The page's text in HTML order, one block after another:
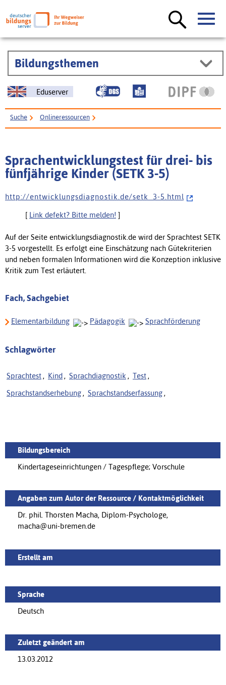
Bildungsthemen
Eduserver
Suche Onlineressourcen
Sprachentwicklungstest für drei- bis
fünfjährige Kinder (SETK 3-5)
h t t p : / / e n t w i c k l u n g s d i a g n o s t i k . d e / s e t k _ 3 - 5 . h t m l
[ Link defekt? Bitte melden! ]
Auf der Seite entwicklungsdiagnostik.de wird der Sprachtest SETK
3-5 vorgestellt. Es erfolgt eine Einschätzung nach Gütekriterien
und neben formalen Informationen wird die Konzeption inklusive
Kritik zum Test erläutert.
Fach, Sachgebiet
Elementarbildung Pädagogik Sprachförderung
Schlagwörter
Sprachtest , Kind , Sprachdiagnostik , Test ,
Sprachstandserhebung , Sprachstandserfassung ,
Bildungsbereich
Kindertageseinrichtungen / Tagespflege; Vorschule
Angaben zum Autor der Ressource / Kontaktmöglichkeit
Dr. phil. Thorsten Macha, Diplom-Psychologe,
macha@uni-bremen.de
Erstellt am
Sprache
Deutsch
Zuletzt geändert am
13.03.2012